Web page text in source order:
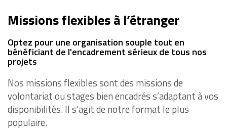
Missions flexibles à l’étranger
Optez pour une organisation souple tout en
bénéficiant de l'encadrement sérieux de tous nos
projets
Nos missions flexibles sont des missions de
volontariat ou stages bien encadrés s’adaptant à vos
disponibilités. Il s’agit de notre format le plus
populaire.